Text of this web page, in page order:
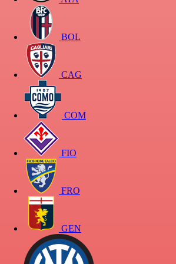
BOL
CAG
COM
FIO
FRO
GEN